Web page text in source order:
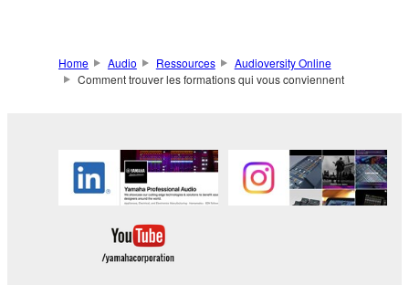
Home Audio Ressources
Audioversity Online
Comment trouver les formations qui vous conviennent